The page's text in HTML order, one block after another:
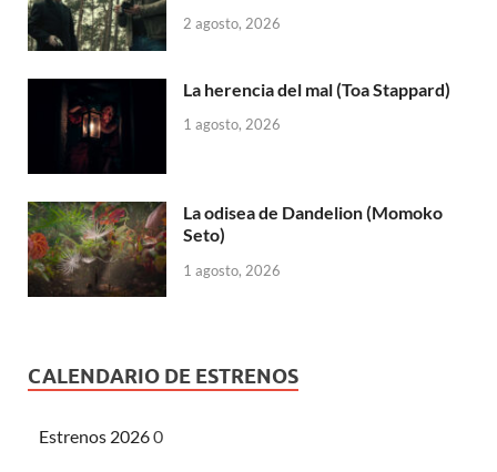
2 agosto, 2026
La herencia del mal (Toa Stappard)
1 agosto, 2026
La odisea de Dandelion (Momoko
Seto)
1 agosto, 2026
CALENDARIO DE ESTRENOS
Estrenos 20260